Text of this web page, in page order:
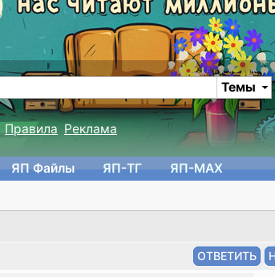
Темы
Правила Реклама
ЯП Файлы ЯП-TГ ЯП-MAX